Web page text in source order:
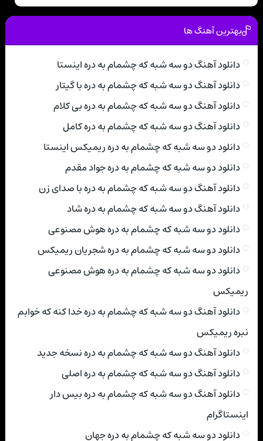
بهترین آهنگ ها
دانلود آهنگ دو سه شبه که چشمام به دره اینستا
دانلود آهنگ دو سه شبه که چشمام به دره با گیتار
دانلود آهنگ دو سه شبه که چشمام به دره بی کلام
دانلود آهنگ دو سه شبه که چشمام به دره کامل
دانلود دو سه شبه که چشمام به دره ریمیکس اینستا
دانلود دو سه شبه که چشمام به دره جواد مقدم
دانلود آهنگ دو سه شبه که چشمام به دره با صدای زن
دانلود آهنگ دو سه شبه که چشمام به دره شاد
دانلود دو سه شبه که چشمام به دره هوش مصنوعی
دانلود دو سه شبه که چشمام به دره شجریان ریمیکس
دانلود دو سه شبه که چشمام به دره هوش مصنوعی
ریمیکس
دانلود آهنگ دو سه شبه که چشمام به دره خدا کنه که خوابم
نبره ریمیکس
دانلود آهنگ دو سه شبه که چشمام به دره نسخه جدید
دانلود آهنگ دو سه شبه که چشمام به دره اصلی
دانلود آهنگ دو سه شبه که چشمام به دره بیس دار
اینستاگرام
دانلود دو سه شبه که چشمام به دره جهان